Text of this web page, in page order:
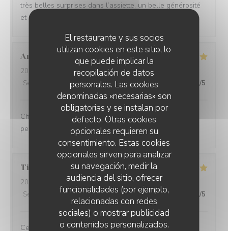
El restaurante y sus socios
utilizan cookies en este sitio, lo
que puede implicar la
recopilación de datos
personales. Las cookies
denominadas «necesarias» son
obligatorias y se instalan por
defecto. Otras cookies
opcionales requieren su
consentimiento. Estas cookies
opcionales sirven para analizar
su navegación, medir la
audiencia del sitio, ofrecer
funcionalidades (por ejemplo,
relacionadas con redes
sociales) o mostrar publicidad
o contenidos personalizados.
très belles surprises dans l’assiette, un belle générosité
et un service attentionné Merci à l’équipe en salle
Anaïs
2026-07-23
- 12:15 - Invitados 9
Servicio
Ambiente: 5/5 Menú: 5/5 Calidad / Precio /5
Charmant restaurant niché à Lessines. Menu exquis et
personnel adorable, n'hésitez pas !
Tiphanie
2026-07-23
- 12:00 - Invitados 2
Servicio
/5 Ambiente: 4/5 Menú:5 /5 Calidad / Precio /5
Ce fût un très bon moment. Des mets succulents et une